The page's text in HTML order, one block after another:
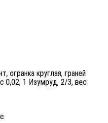
огранка круглая, граней
0,02; 1 Изумруд, 2/3, вес